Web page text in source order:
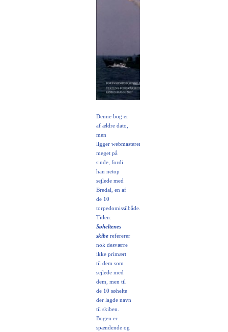
Denne bog er
af ældre dato,
men
ligger webmasteren
meget på
sinde, fordi
han netop
sejlede med
Bredal, en af
de 10
torpedomissilbåde.
Titlen:
Søheltenes
skibe refererer
nok desværre
ikke primært
til dem som
sejlede med
dem, men til
de 10 søhelte
der lagde navn
til skiben.
Bogen er
spændende og